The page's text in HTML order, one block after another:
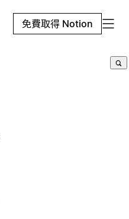
免費取得 Notion